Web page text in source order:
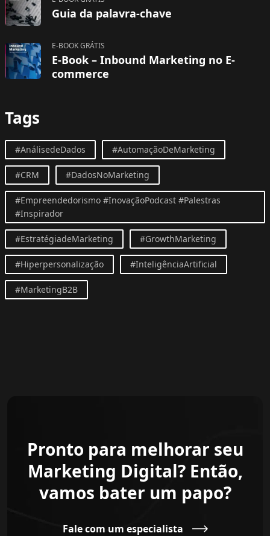
Guia da palavra-chave
E-BOOK GRÁTIS
E-Book – Inbound Marketing no E-
commerce
Tags
#AnálisedeDados #AutomaçãoDeMarketing
#CRM #DadosNoMarketing
#Empreendedorismo #InovaçãoPodcast #Palestras
#Inspirador
#EstratégiadeMarketing #GrowthMarketing
#Hiperpersonalização #InteligênciaArtificial
#MarketingB2B
Pronto para melhorar seu
Marketing Digital? Então,
vamos bater um papo?
Fale com um especialista